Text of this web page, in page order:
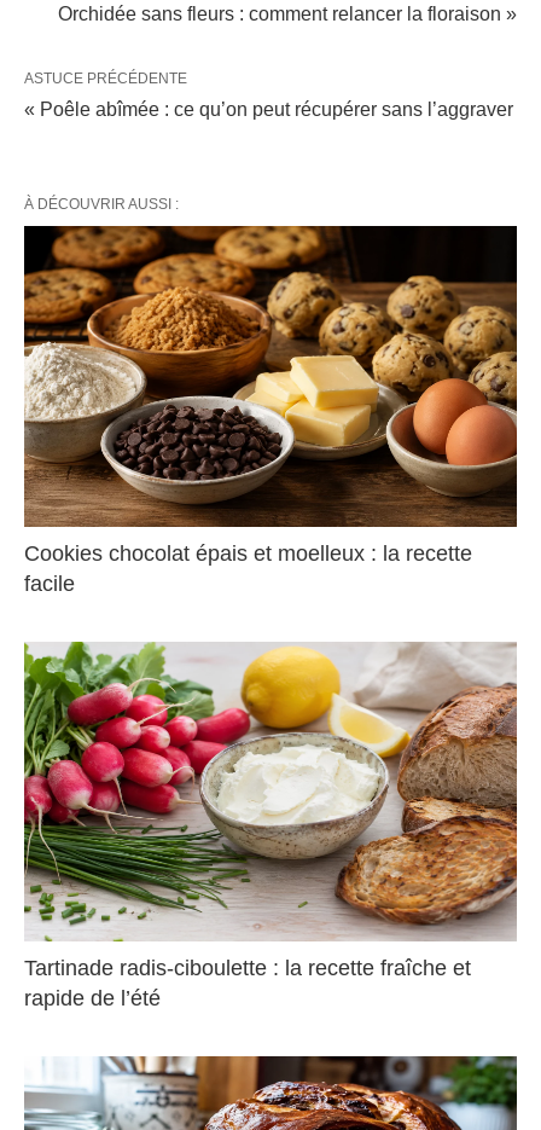
Orchidée sans fleurs : comment relancer la floraison »
ASTUCE PRÉCÉDENTE
« Poêle abîmée : ce qu’on peut récupérer sans l’aggraver
À DÉCOUVRIR AUSSI :
Cookies chocolat épais et moelleux : la recette
facile
Tartinade radis-ciboulette : la recette fraîche et
rapide de l’été